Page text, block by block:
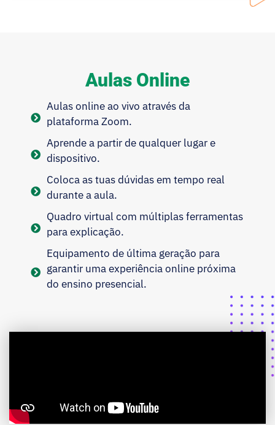
Aulas Online
Aulas online ao vivo através da
plataforma Zoom.
Aprende a partir de qualquer lugar e
dispositivo.
Coloca as tuas dúvidas em tempo real
durante a aula.
Quadro virtual com múltiplas ferramentas
para explicação.
Equipamento de última geração para
garantir uma experiência online próxima
do ensino presencial.